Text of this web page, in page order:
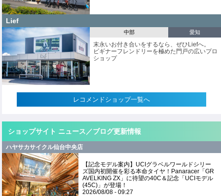
Lief
中部 愛知
末永いお付き合いをするなら、ぜひLiefへ。
ビギナーフレンドリーを極めた門戸の広いプロ
ショップ
レコメンドショップ一覧へ
ショップサイト ニュース／ブログ更新情報
ハヤサカサイクル仙台中央店
【記念モデル案内】UCIグラベルワールドシリー
ズ国内初開催を彩る本命タイヤ！Panaracer「GR
AVELKING ZX」に待望の40C＆記念「UCIモデル
(45C)」が登場！
2026/08/08 - 09:27